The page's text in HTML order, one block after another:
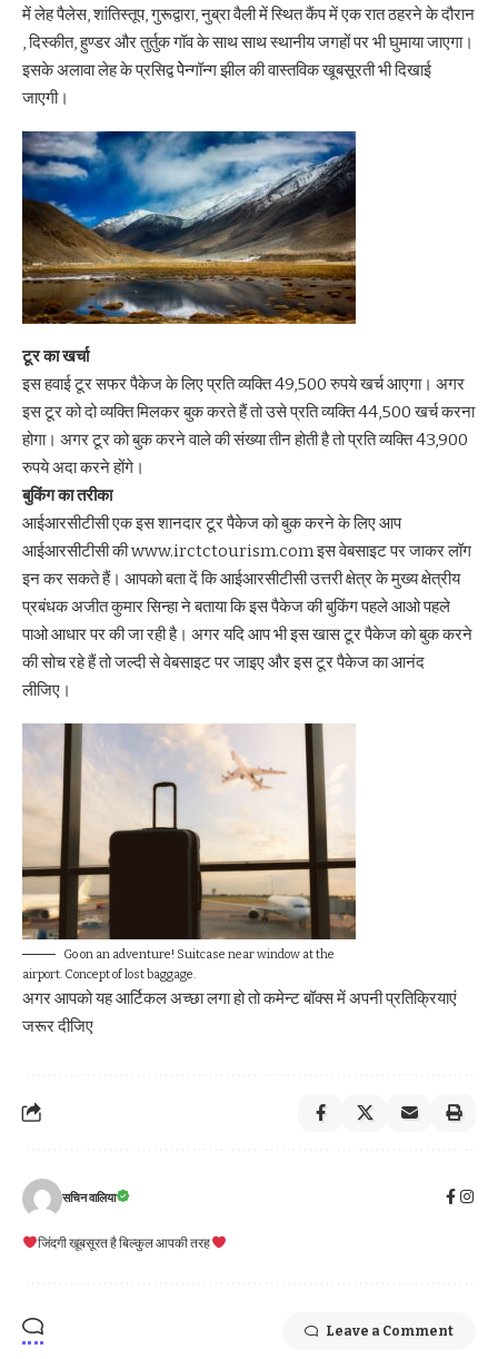
में लेह पैलेस, शांतिस्तूप, गुरूद्वारा, नुब्रा वैली में स्थित कैंप में एक रात ठहरने के दौरान
, दिस्कीत, हुण्डर और तुर्तुक गॉव के साथ साथ स्थानीय जगहों पर भी घुमाया जाएगा।
इसके अलावा लेह के प्रसिद्व पेेन्गॉन्ग झील की वास्तविक खूबसूरती भी दिखाई
जाएगी।
टूर का खर्चा
इस हवाई टूर सफर पैकेज के लिए प्रति व्यक्ति 49,500 रुपये खर्च आएगा। अगर
इस टूर को दो व्यक्ति मिलकर बुक करते हैं तो उसे प्रति व्यक्ति 44,500 खर्च करना
होगा। अगर टूर को बुक करने वाले की संख्या तीन होती है तो प्रति व्यक्ति 43,900
रुपये अदा करने होंगे।
बुकिंग का तरीका
आईआरसीटीसी एक इस शानदार टूर पैकेज को बुक करने के लिए आप
आईआरसीटीसी की www.irctctourism.com इस वेबसाइट पर जाकर लॉग
इन कर सकते हैं। आपको बता दें कि आईआरसीटीसी उत्तरी क्षेत्र के मुख्य क्षेत्रीय
प्रबंधक अजीत कुमार सिन्हा ने बताया कि इस पैकेज की बुकिंग पहले आओ पहले
पाओ आधार पर की जा रही है। अगर यदि आप भी इस खास टूर पैकेज को बुक करने
की सोच रहे हैं तो जल्दी से वेबसाइट पर जाइए और इस टूर पैकेज का आनंद
लीजिए।
Go on an adventure! Suitcase near window at the
airport. Concept of lost baggage.
अगर आपको यह आर्टिकल अच्छा लगा हो तो कमेन्ट बॉक्स में अपनी प्रतिक्रियाएं
जरूर दीजिए
सचिन वालिया
जिंदगी खूबसूरत है बिल्कुल आपकी तरह
Leave a Comment